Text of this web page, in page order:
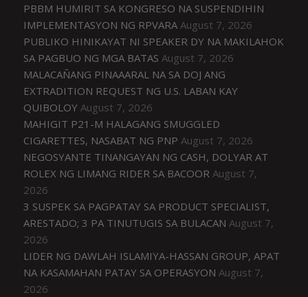
PBBM HUMIRIT SA KONGRESO NA SUSPENDIHIN
IMPLEMENTASYON NG RPVARA August 7, 2026
PUBLIKO HINIKAYAT NI SPEAKER DY NA MAKILAHOK
SA PAGBUO NG MGA BATAS August 7, 2026
MALACAÑANG PINAAARAL NA SA DOJ ANG
EXTRADITION REQUEST NG U.S. LABAN KAY
QUIBOLOY August 7, 2026
MAHIGIT P21-M HALAGANG SMUGGLED
CIGARETTES, NASABAT NG PNP August 7, 2026
NEGOSYANTE TINANGAYAN NG CASH, DOLYAR AT
ROLEX NG LIMANG RIDER SA BACOOR August 7,
2026
3 SUSPEK SA PAGPATAY SA PRODUCT SPECIALIST,
ARESTADO; 3 PA TINUTUGIS SA BULACAN August 7,
2026
LIDER NG DAWLAH ISLAMIYA-HASSAN GROUP, APAT
NA KASAMAHAN PATAY SA OPERASYON August 7,
2026